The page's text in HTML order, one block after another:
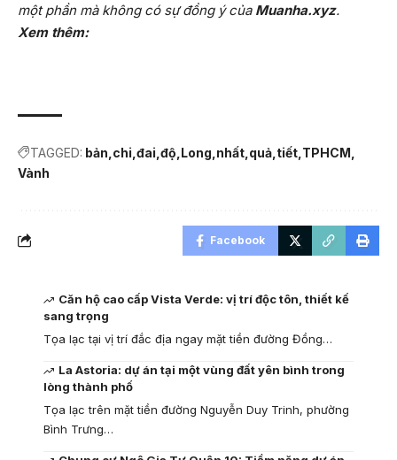
một phần mà không có sự đồng ý của Muanha.xyz.
Xem thêm:
TAGGED: bản chi đai độ Long nhất quả tiết TPHCM
Vành
Facebook
Căn hộ cao cấp Vista Verde: vị trí độc tôn, thiết kế
sang trọng
Tọa lạc tại vị trí đắc địa ngay mặt tiền đường Đồng…
La Astoria: dự án tại một vùng đất yên bình trong
lòng thành phố
Tọa lạc trên mặt tiền đường Nguyễn Duy Trinh, phường
Bình Trưng…